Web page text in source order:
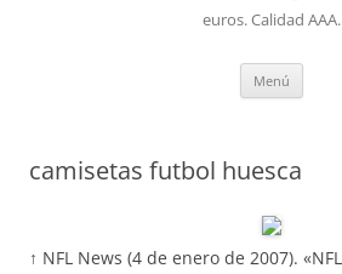
euros. Calidad AAA.
Menú
camisetas futbol huesca
↑ NFL News (4 de enero de 2007).